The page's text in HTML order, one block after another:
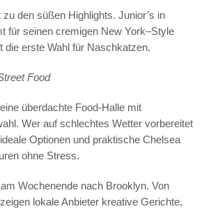
den süßen Highlights. Junior’s in
für seinen cremigen New York–Style
die erste Wahl für Naschkatzen.
Food
überdachte Food-Halle mit
Wer auf schlechtes Wetter vorbereitet
Optionen und praktische Chelsea
ohne Stress.
Wochenende nach Brooklyn. Von
lokale Anbieter kreative Gerichte,